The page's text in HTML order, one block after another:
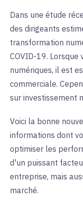
Dans une étude
des dirigeants
transformation
COVID-19.
numériques, il est
commerciale.
sur investissement
Voici la bonne
informations dont
optimiser les
d'un puissant
entreprise, mais
marché.